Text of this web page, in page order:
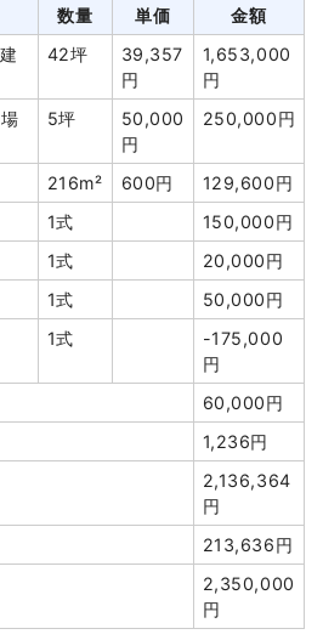
30,000円
142,000円
7,000円
155,000円
1,705,000円
木造住宅2階建て
金額
135坪 24,926円
3,365,000円
数量 単価
金額
42坪
39,357
円
1,653,000
円
5坪
50,000
円
250,000円
216m² 600円
129,600円
1式
150,000円
1式
20,000円
1式
50,000円
1式
-175,000
円
60,000円
1,236円
2,136,364
円
213,636円
2,350,000
円